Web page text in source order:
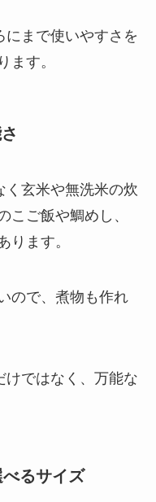
にまで使いやすさを
ます。
く玄米や無洗米の炊
こご飯や鯛めし、
ります。
ので、煮物も作れ
けではなく、万能な
るサイズ